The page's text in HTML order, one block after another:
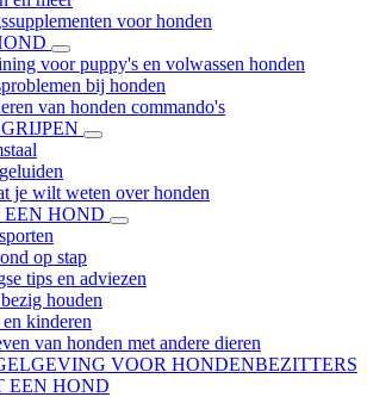
voor honden
voor puppy's en volwassen honden
bij honden
van honden commando's
je wilt weten over honden
HOND
op stap
tips en adviezen
houden
kinderen
van honden met andere dieren
VOOR HONDENBEZITTERS
EEN HOND